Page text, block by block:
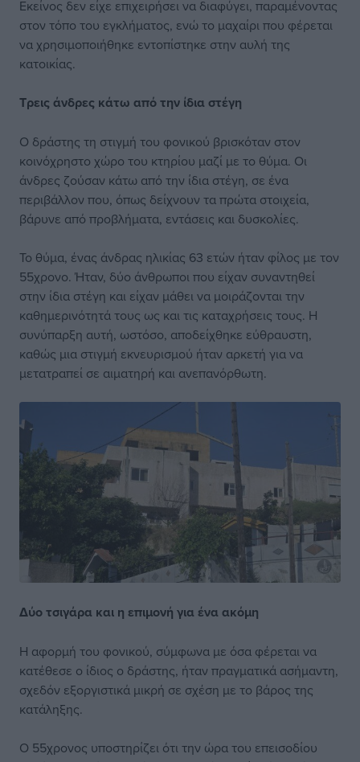
Εκείνος δεν είχε επιχειρήσει να διαφύγει, παραμένοντας
στον τόπο του εγκλήματος, ενώ το μαχαίρι που φέρεται
να χρησιμοποιήθηκε εντοπίστηκε στην αυλή της
κατοικίας.
Τρεις άνδρες κάτω από την ίδια στέγη
Ο δράστης τη στιγμή του φονικού βρισκόταν στον
κοινόχρηστο χώρο του κτηρίου μαζί με το θύμα. Οι
άνδρες ζούσαν κάτω από την ίδια στέγη, σε ένα
περιβάλλον που, όπως δείχνουν τα πρώτα στοιχεία,
βάρυνε από προβλήματα, εντάσεις και δυσκολίες.
Το θύμα, ένας άνδρας ηλικίας 63 ετών ήταν φίλος με τον
55χρονο. Ήταν, δύο άνθρωποι που είχαν συναντηθεί
στην ίδια στέγη και είχαν μάθει να μοιράζονται την
καθημερινότητά τους ως και τις καταχρήσεις τους. Η
συνύπαρξη αυτή, ωστόσο, αποδείχθηκε εύθραυστη,
καθώς μια στιγμή εκνευρισμού ήταν αρκετή για να
μετατραπεί σε αιματηρή και ανεπανόρθωτη.
Δύο τσιγάρα και η επιμονή για ένα ακόμη
Η αφορμή του φονικού, σύμφωνα με όσα φέρεται να
κατέθεσε ο ίδιος ο δράστης, ήταν πραγματικά ασήμαντη,
σχεδόν εξοργιστικά μικρή σε σχέση με το βάρος της
κατάληξης.
Ο 55χρονος υποστηρίζει ότι την ώρα του επεισοδίου